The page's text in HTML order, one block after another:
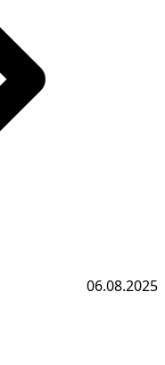
06.08.2025